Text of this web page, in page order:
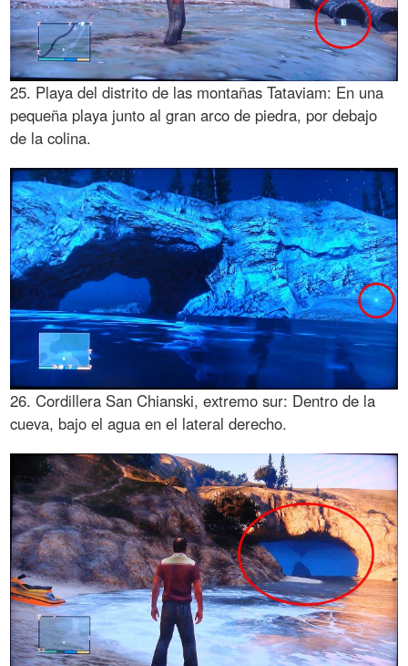
25. Playa del distrito de las montañas Tataviam: En una
pequeña playa junto al gran arco de piedra, por debajo
de la colina.
26. Cordillera San Chianski, extremo sur: Dentro de la
cueva, bajo el agua en el lateral derecho.